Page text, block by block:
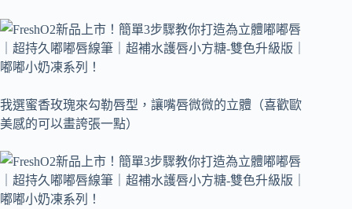
我選蜜香玫瑰來勾勒唇型，讓嘴唇微微的立體（喜歡歐
美感的可以畫誇張一點）